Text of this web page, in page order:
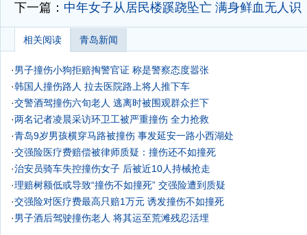
下一篇： 中年女子从居民楼蹊跷坠亡 满身鲜血无人识
相关阅读 青岛新闻
·男子撞伤小狗拒赔掏警官证 称是警察态度嚣张
·韩国人撞伤路人 拉去医院路上将人推下车
·交警酒驾撞伤六旬老人 逃离时被围观群众拦下
·两名记者凌晨采访环卫工被严重撞伤 全力抢救
·青岛9岁男孩横穿马路被撞伤 事发延安一路小西湖处
·交强险医疗费赔偿被律师质疑：撞伤还不如撞死
·治安员骑车失控撞伤女子 后被近10人持械抢走
·理赔树额低或导致“撞伤不如撞死” 交强险遭到质疑
·交强险对医疗费最高只赔1万元 诱发撞伤不如撞死
·男子酒后驾驶撞伤老人 将其运至荒滩残忍活埋